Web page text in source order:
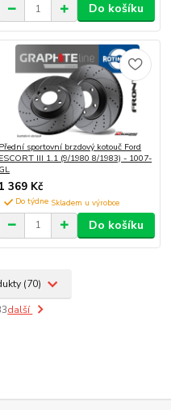
Do košíku
Přední sportovní brzdový kotouč Ford
ESCORT III 1.1 (9/1980 8/1983) - 1007-
GL
1 369 Kč
Do týdne
Do košíku
(70)
další